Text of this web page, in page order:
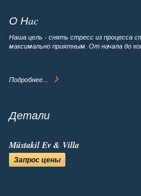
О Нac
Наша цель - снять стресс из процесса
максимально приятным. От начала до
Подробнее...
Детали
Müstakil Ev & Villa
Запрос цены